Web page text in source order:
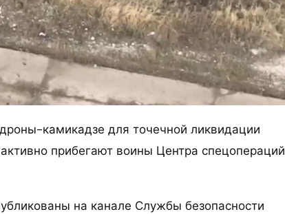
камикадзе для точечной ликвидации
прибегают воины Центра спецопераций
на канале Службы безопасности